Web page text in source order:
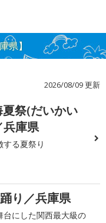
県】
2026/08/09 更新
祭(だいかい
兵庫県
る夏祭り
り／兵庫県
台にした関西最大級の